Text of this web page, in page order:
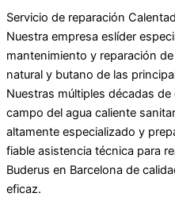
Servicio de reparación
Nuestra empresa eslíder
mantenimiento y reparación
natural y butano de las
Nuestras múltiples décadas
campo del agua caliente
altamente especializado y
fiable asistencia técnica para
Buderus en Barcelona de
eficaz.